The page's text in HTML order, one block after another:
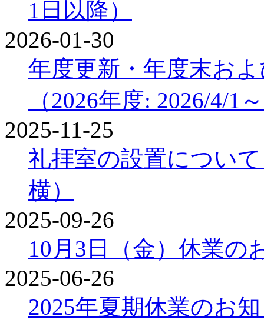
1日以降）
2026-01-30
年度更新・年度末お
（2026年度: 2026/4/1
2025-11-25
礼拝室の設置につい
横）
2025-09-26
10月3日（金）休業の
2025-06-26
2025年夏期休業のお